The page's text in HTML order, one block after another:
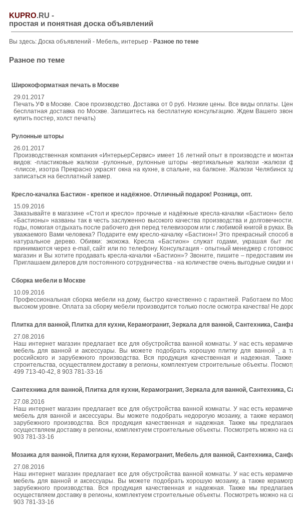
KUPRO.RU -
простая и понятная доска объявлений
Вы здесь: Доска объявлений - Мебель, интерьер - Разное по теме
Разное по теме
Широкоформатная печать в Москве
29.01.2017
Печать УФ в Москве. Свое производство. Доставка от 0 руб. Низкие цены. Все виды оплаты.
бесплатная доставка по Москве. Запишитесь на бесплатную консультацию. Ждем Вашего
купить постер, холст печать)
Рулонные шторы
26.01.2017
Производственная компания «ИнтерьерСервис» имеет 16 летний опыт в производсте и
видов: -пластиковые жалюзи -рулонные, рулонные шторы -вертикальные жалюзи -жалюзи
-плиссе, изотра Прекрасно украсят окна на кухне, в спальне, на балконе. Жалюзи
записаться на бесплатный замер.
Кресло-качалка Бастион - крепкое и надёжное. Отличный подарок! Розница, опт.
15.09.2016
Заказывайте в магазине «Стол и кресло» прочные и надёжные кресла-качалки «Бастион»
«Бастионы» названы так в честь заслуженно высокого качества производства и
годы, помогая отдыхать после рабочего дня перед телевизором или с любимой книгой в
уважаемого Вами человека? Подарите ему кресло-качалку «Бастион»! Это прекрасный способ
натуральное дерево. Обивки: экокожа. Кресла «Бастион» служат годами, украшая быт
принимаются через e-mail, сайт или по телефону. Консультация - опытный менеджер с
магазин и Вы хотите продавать кресла-качалки «Бастион»? Звоните, пишите – предоставим
Приглашаем дилеров для постоянного сотрудничества - на количестве очень выгодные скидки и
Сборка мебели в Москве
10.09.2016
Профессиональная сборка мебели на дому, быстро качественно с гарантией. Работаем по
высоком уровне. Оплата за сборку мебели производится только после осмотра качества! Не
Плитка для ванной, Плитка для кухни, Керамогранит, Зеркала для ванной, Сантехника,
27.08.2016
Наш интернет магазин предлагает все для обустройства ванной комнаты. У нас есть
мебель для ванной и аксессуары. Вы можете подобрать хорошую плитку для ванной , а
российского и зарубежного производства. Вся продукция качественная и надежная.
строительства, осуществляем доставку в регионы, комплектуем строительные объекты.
499 713-40-42, 8 903 781-33-16
Сантехника для ванной, Плитка для кухни, Керамогранит, Зеркала для ванной, Сантехника,
27.08.2016
Наш интернет магазин предлагает все для обустройства ванной комнаты. У нас есть
мебель для ванной и аксессуары. Вы можете подобрать недорогую мозаику, а также
зарубежного производства. Вся продукция качественная и надежная. Также мы
осуществляем доставку в регионы, комплектуем строительные объекты. Посмотреть можно
903 781-33-16
Мозаика для ванной, Плитка для кухни, Керамогранит, Мебель для ванной, Сантехника,
27.08.2016
Наш интернет магазин предлагает все для обустройства ванной комнаты. У нас есть
мебель для ванной и аксессуары. Вы можете подобрать хорошую мозаику, а также
зарубежного производства. Вся продукция качественная и надежная. Также мы
осуществляем доставку в регионы, комплектуем строительные объекты. Посмотреть можно
903 781-33-16